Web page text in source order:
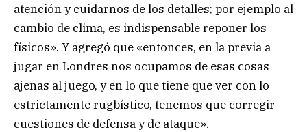
atención y cuidarnos de los detalles; por ejemplo al
cambio de clima, es indispensable reponer los
físicos». Y agregó que «entonces, en la previa a
jugar en Londres nos ocupamos de esas cosas
ajenas al juego, y en lo que tiene que ver con lo
estrictamente rugbístico, tenemos que corregir
cuestiones de defensa y de ataque».